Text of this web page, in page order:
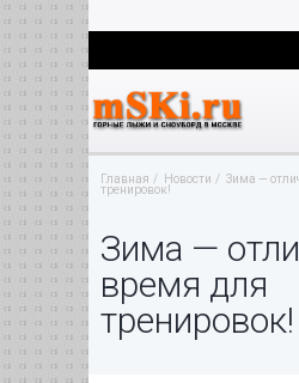
Главная Новости
Зима —
тренировок!
Зима —
время для
тренировок!